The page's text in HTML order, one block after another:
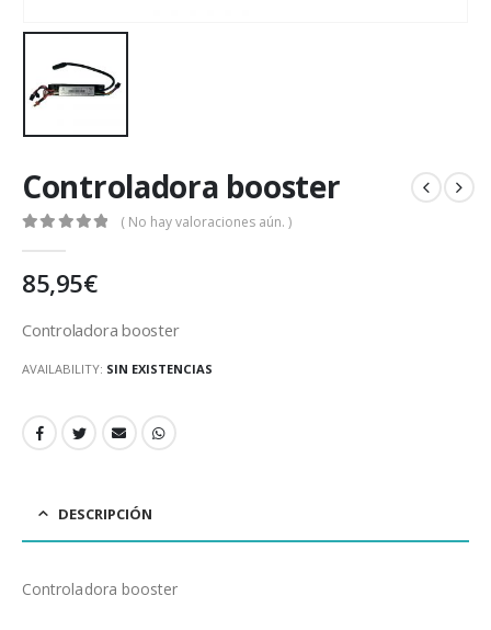
Controladora booster
( No hay valoraciones aún. )
85,95€
Controladora booster
AVAILABILITY: SIN EXISTENCIAS
DESCRIPCIÓN
Controladora booster